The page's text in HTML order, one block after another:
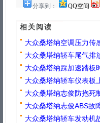
分享到： QQ空间
相关阅读
大众桑塔纳空调压力传
大众桑塔纳轿车尾气排
大众桑塔纳踩加速踏板
大众桑塔纳轿车仪表板
大众桑塔纳志俊防抱死
大众桑塔纳志俊ABS故
大众桑塔纳轿车发动机